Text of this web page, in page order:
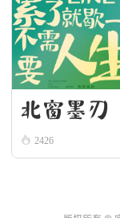
北窗墨刃
2426